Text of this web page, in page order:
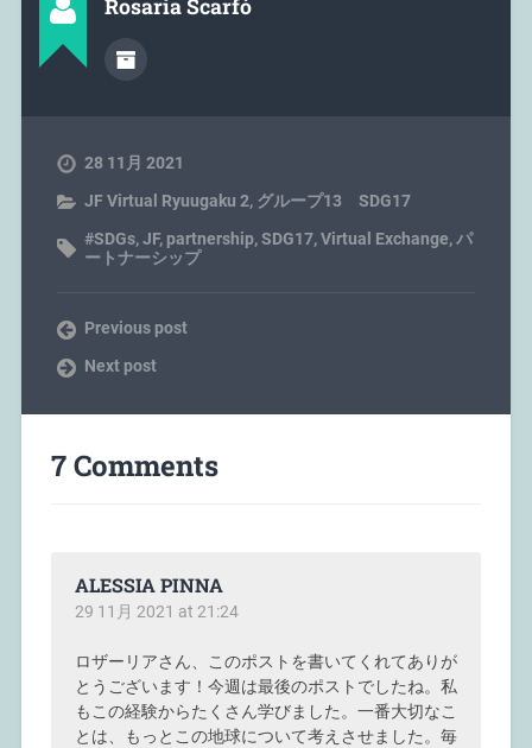
Rosaria Scarfò
28 11月 2021
JF Virtual Ryuugaku 2, グループ13 SDG17
#SDGs,JF, partnership,SDG17,Virtual Exchange,パ
ートナーシップ
Previous post
Next post
7 Comments
ALESSIA PINNA
29 11月 2021 at 21:24
ロザーリアさん、このポストを書いてくれてありが
とうございます！今週は最後のポストでしたね。私
もこの経験からたくさん学びました。一番大切なこ
とは、もっとこの地球について考えさせました。毎